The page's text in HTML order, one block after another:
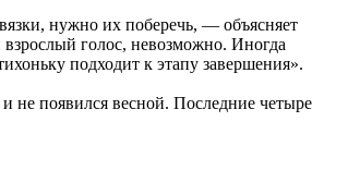
нужно их поберечь, — объясняет
голос, невозможно. Иногда
подходит к этапу завершения».
не появился весной. Последние четыре